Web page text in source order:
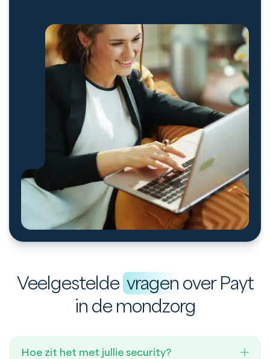
Veelgestelde vragen over Payt
in de mondzorg
Hoe zit het met jullie security?